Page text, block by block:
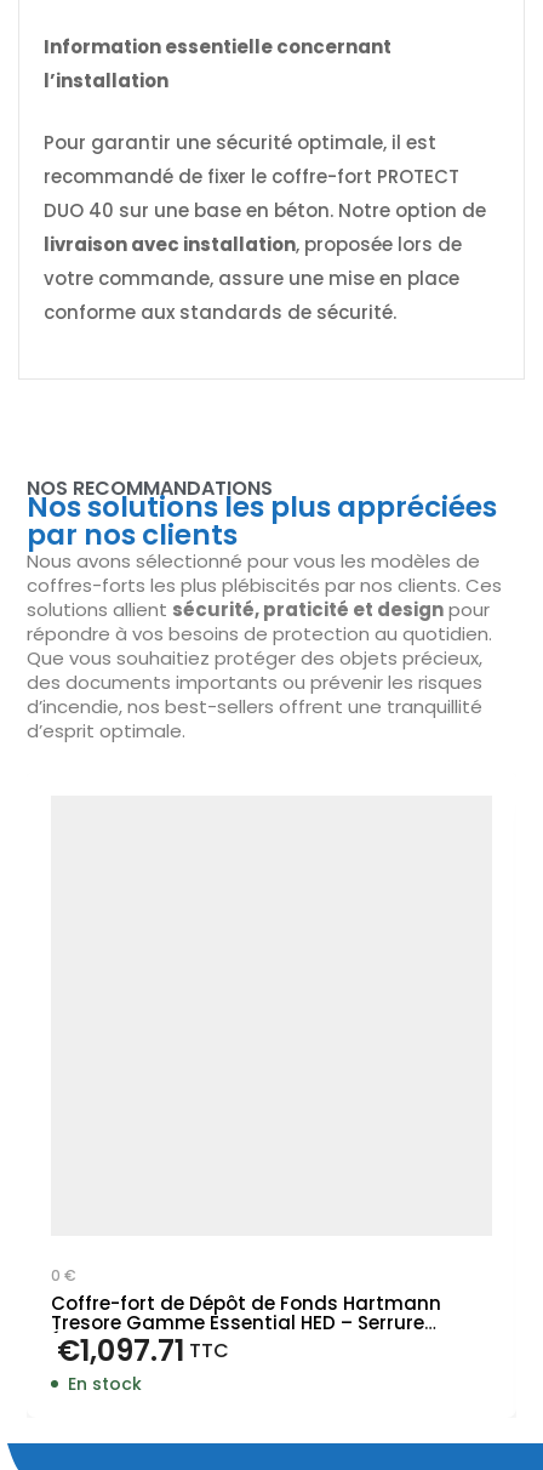
Information essentielle concernant
l’installation
Pour garantir une sécurité optimale, il est
recommandé de fixer le coffre-fort PROTECT
DUO 40 sur une base en béton. Notre option de
livraison avec installation, proposée lors de
votre commande, assure une mise en place
conforme aux standards de sécurité.
NOS RECOMMANDATIONS
Nos solutions les plus appréciées
par nos clients
Nous avons sélectionné pour vous les modèles de
coffres-forts les plus plébiscités par nos clients. Ces
solutions allient sécurité, praticité et designpour
répondre à vos besoins de protection au quotidien.
Que vous souhaitiez protéger des objets précieux,
des documents importants ou prévenir les risques
d’incendie, nos best-sellers offrent une tranquillité
d’esprit optimale.
0 €
Coffre-fort de Dépôt de Fonds Hartmann
Tresore Gamme Essential HED – Serrure
Électronique
€1,097.71 TTC
En stock